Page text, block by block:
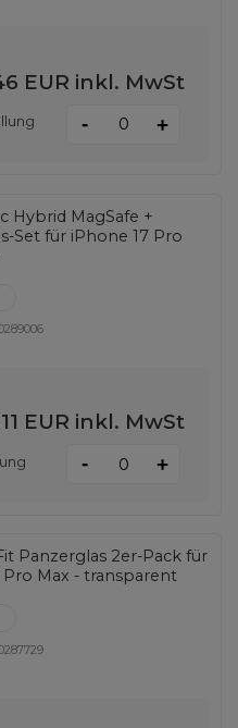
EUR inkl. MwSt
- +
Hybrid MagSafe +
Set für iPhone 17 Pro
EUR inkl. MwSt
- +
Panzerglas 2er-Pack für
Pro Max - transparent